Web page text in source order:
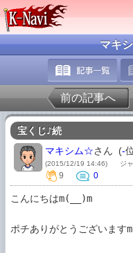
マキ
前の記事へ
宝くじ♪続
マキシム☆さん (-
(2015/12/19 14:46) ジ
9 0
こんにちはm(__)m
ポチありがとうございます